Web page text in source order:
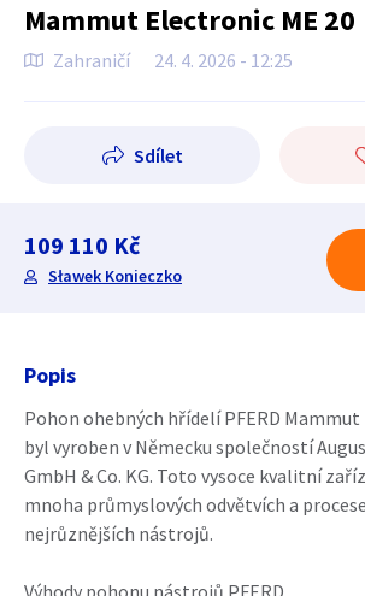
Mammut Electronic ME 20
Zahraničí 24. 4. 2026 - 12:25
Sdílet
109 110 Kč
Sławek Konieczko
Popis
Pohon ohebných hřídelí PFERD Mammut
byl vyroben v Německu společností
GmbH & Co. KG. Toto vysoce kvalitní
mnoha průmyslových odvětvích a
nejrůznějších nástrojů.
Výhody pohonu nástrojů PFERD